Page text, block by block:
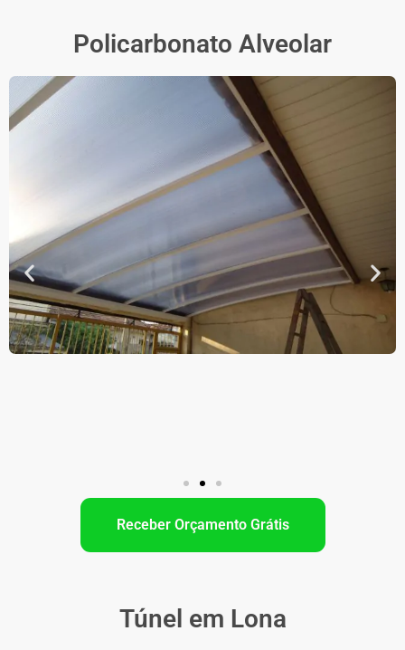
Policarbonato Alveolar
Receber Orçamento Grátis
Túnel em Lona